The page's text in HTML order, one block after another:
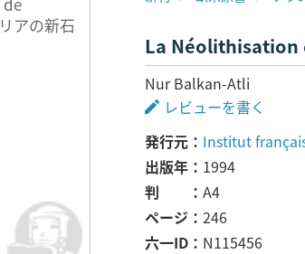
アの新石
La Néolithisation
Nur Balkan-Atli
レビューを書く
発行元
Institut
出版年
1994
判
A4
ページ
246
六一ID
N115456